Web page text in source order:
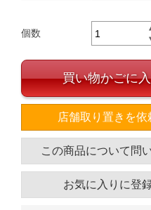
個数
買い物かごに
店舗取り置きを依
この商品について問
お気に入りに登